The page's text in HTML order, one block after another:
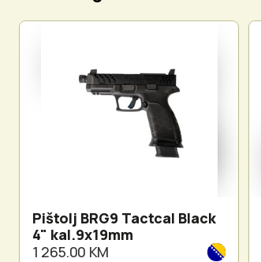
Pištolj BRG9 Tactcal Black
4" kal.9x19mm
1 265.00 KM